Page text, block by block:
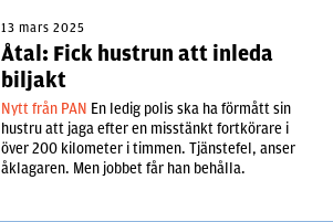
13 mars 2025
Åtal: Fick hustrun att inleda
biljakt
Nytt från PAN En ledig polis ska ha förmått sin
hustru att jaga efter en misstänkt fortkörare i
över 200 kilometer i timmen. Tjänstefel, anser
åklagaren. Men jobbet får han behålla.